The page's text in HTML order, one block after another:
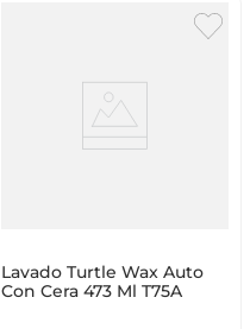
Lavado Turtle Wax Auto
Con Cera 473 Ml T75A